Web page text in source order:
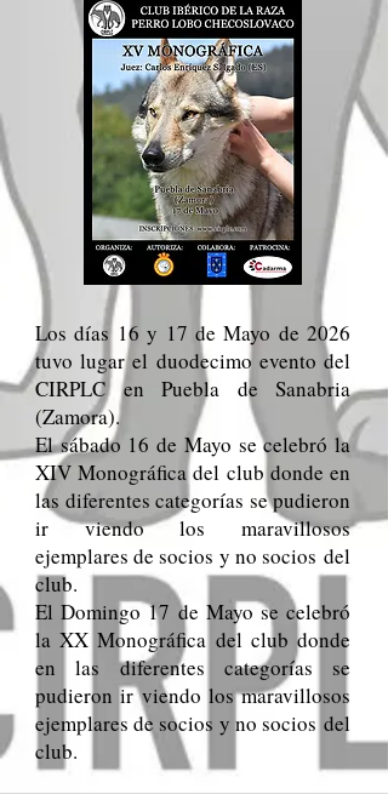
Los días 16 y 17 de Mayo de 2026
tuvo lugar el duodecimo evento del
CIRPLC en Puebla de Sanabria
(Zamora).
El sábado 16 de Mayo se celebró la
XIV Monográfica del club donde en
las diferentes categorías se pudieron
ir viendo los maravillosos
ejemplares de socios y no socios del
club.
El Domingo 17 de Mayo se celebró
la XX Monográfica del club donde
en las diferentes categorías se
pudieron ir viendo los maravillosos
ejemplares de socios y no socios del
club.